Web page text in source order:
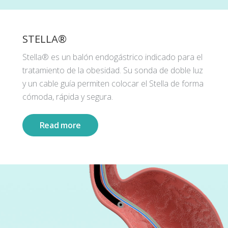
STELLA®
Stella® es un balón endogástrico indicado para el
tratamiento de la obesidad. Su sonda de doble luz
y un cable guía permiten colocar el Stella de forma
cómoda, rápida y segura.
Read more